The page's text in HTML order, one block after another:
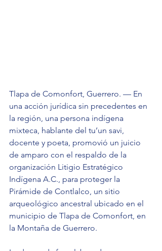
Tlapa de Comonfort, Guerrero. — En
una acción jurídica sin precedentes en
la región, una persona indígena
mixteca, hablante del tu’un savi,
docente y poeta, promovió un juicio
de amparo con el respaldo de la
organización Litigio Estratégico
Indígena A.C., para proteger la
Pirámide de Contlalco, un sitio
arqueológico ancestral ubicado en el
municipio de Tlapa de Comonfort, en
la Montaña de Guerrero.